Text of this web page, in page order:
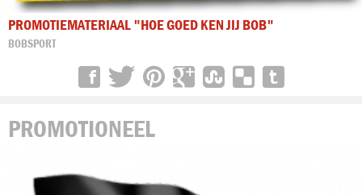
PROMOTIEMATERIAAL "HOE GOED KEN JIJ BOB"
BOBSPORT
PROMOTIONEEL